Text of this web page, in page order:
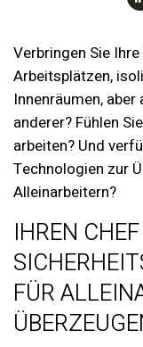
Verbringen Sie
Arbeitsplätzen,
Innenräumen,
anderer? Fühlen
arbeiten? Und
Technologien zur
Alleinarbeitern?
IHREN
FÜR